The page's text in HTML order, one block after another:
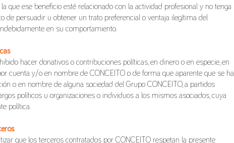
la que ese beneficio esté relacionado con la actividad profesional y no tenga
de persuadir u obtener un trato preferencial o ventaja ilegítima del
en su comportamiento.
hacer donativos o contribuciones políticas, en dinero o en especie, en
cuenta y/o en nombre de CONCEITO o de forma que aparente que se ha
o en nombre de alguna sociedad del Grupo CONCEITO, a partidos
políticos u organizaciones o individuos a los mismos asociados, cuya
política.
que los terceros contratados por CONCEITO respetan la presente